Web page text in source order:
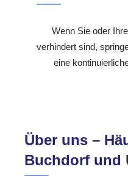
Wenn Sie oder
verhindert sind,
eine
Über uns –
Buchdorf und